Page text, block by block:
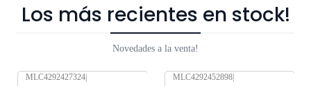
Los más recientes en stock!
Novedades a la venta!
MLC4292427324| MLC4292452898|